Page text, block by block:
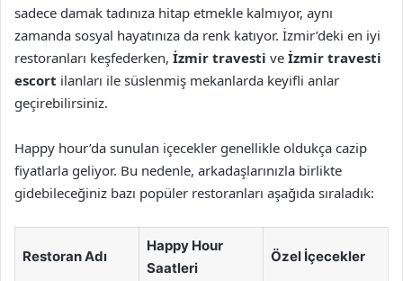
sadece damak tadınıza hitap etmekle kalmıyor, aynı
zamanda sosyal hayatınıza da renk katıyor. İzmir’deki en iyi
restoranları keşfederken, İzmir travesti ve İzmir travesti
escort ilanları ile süslenmiş mekanlarda keyifli anlar
geçirebilirsiniz.
Happy hour’da sunulan içecekler genellikle oldukça cazip
fiyatlarla geliyor. Bu nedenle, arkadaşlarınızla birlikte
gidebileceğiniz bazı popüler restoranları aşağıda sıraladık:
Restoran Adı
Happy Hour
Saatleri
Özel İçecekler